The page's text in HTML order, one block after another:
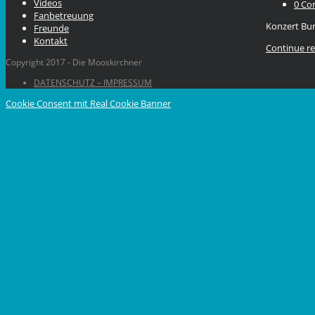
0
Konzert
Continue
Videos
Fanbetreuung
Freunde
Kontakt
Copyright 2017 - Die Mooskirchner
DATENSCHUTZ – IMPRESSUM
Cookie Consent mit Real Cookie Banner